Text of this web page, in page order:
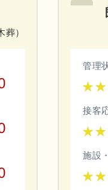
）
管理
接客
施設